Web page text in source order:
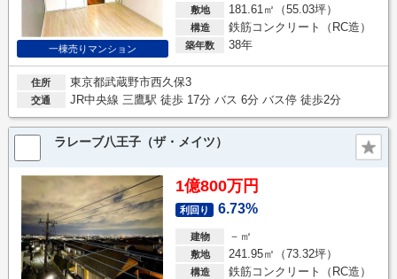
一棟売りマンション
敷地 181.61㎡（55.03坪）
構造 鉄筋コンクリート（RC造）
築年数 38年
住所 東京都武蔵野市西久保3
交通 JR中央線 三鷹駅 徒歩 17分 バス 6分 バス停 徒歩2分
ラレーブ八王子（ザ・メイツ）
1億800万円
利回り 6.73%
建物 －㎡
敷地 241.95㎡（73.32坪）
構造 鉄筋コンクリート（RC造）